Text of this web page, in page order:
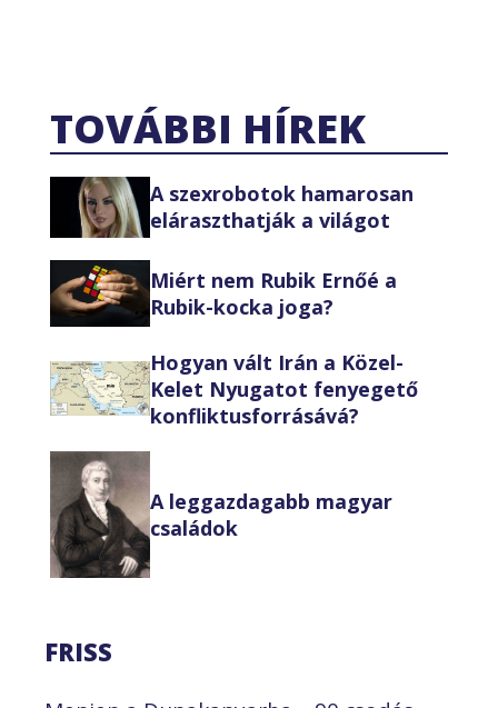
TOVÁBBI HÍREK
A szexrobotok hamarosan
eláraszthatják a világot
Miért nem Rubik Ernőé a
Rubik-kocka joga?
Hogyan vált Irán a Közel-
Kelet Nyugatot fenyegető
konfliktusforrásává?
A leggazdagabb magyar
családok
FRISS